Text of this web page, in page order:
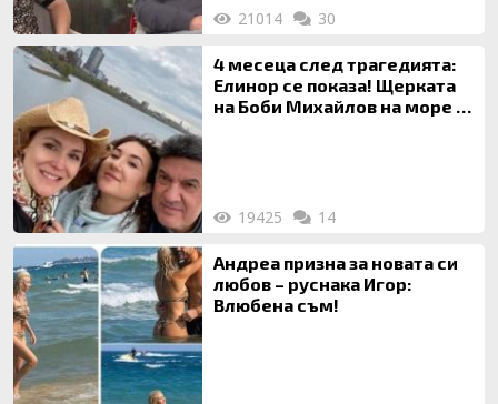
21014 30
4 месеца след трагедията:
Елинор се показа! Щерката
на Боби Михайлов на море с
19425 14
Андреа призна за новата си
любов – руснака Игор:
Влюбена съм!